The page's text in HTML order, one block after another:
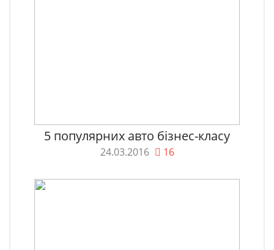
5 популярних авто бізнес-класу
24.03.2016 16